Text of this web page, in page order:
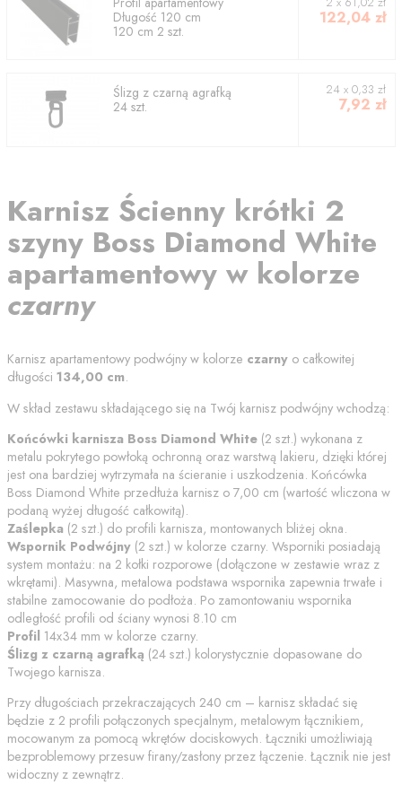
Długość 120 cm
120 cm 2 szt.
122,04 zł
Ślizg z czarną agrafką
24 szt.
24 x 0,33 zł
7,92 zł
Karnisz Ścienny krótki 2
szyny Boss Diamond White
apartamentowy w kolorze
czarny
Karnisz apartamentowy podwójny w kolorze czarny o całkowitej
długości 134,00 cm.
W skład zestawu składającego się na Twój karnisz podwójny wchodzą:
Końcówki karnisza Boss Diamond White (2 szt.) wykonana z
metalu pokrytego powłoką ochronną oraz warstwą lakieru, dzięki której
jest ona bardziej wytrzymała na ścieranie i uszkodzenia. Końcówka
Boss Diamond White przedłuża karnisz o 7,00 cm (wartość wliczona w
podaną wyżej długość całkowitą).
Zaślepka (2 szt.) do profili karnisza, montowanych bliżej okna.
Wspornik Podwójny (2 szt.) w kolorze czarny. Wsporniki posiadają
system montażu: na 2 kołki rozporowe (dołączone w zestawie wraz z
wkrętami). Masywna, metalowa podstawa wspornika zapewnia trwałe i
stabilne zamocowanie do podłoża. Po zamontowaniu wspornika
odległość profili od ściany wynosi 8.10 cm
Profil 14x34 mm w kolorze czarny.
Ślizg z czarną agrafką (24 szt.) kolorystycznie dopasowane do
Twojego karnisza.
Przy długościach przekraczających 240 cm – karnisz składać się
będzie z 2 profili połączonych specjalnym, metalowym łącznikiem,
mocowanym za pomocą wkrętów dociskowych. Łączniki umożliwiają
bezproblemowy przesuw firany/zasłony przez łączenie. Łącznik nie jest
widoczny z zewnątrz.